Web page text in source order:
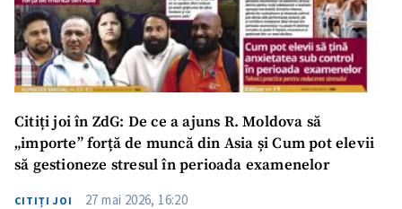
Citiți joi în ZdG: De ce a ajuns R. Moldova să
„importe” forță de muncă din Asia și Cum pot elevii
să gestioneze stresul în perioada examenelor
CITIȚI JOI 27 mai 2026, 16:20